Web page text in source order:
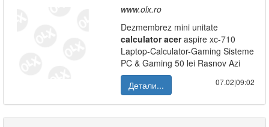
www.olx.ro
Dezmembrez mini unitate
calculator aceraspire xc-710
Laptop-Calculator-Gaming Sisteme
PC & Gaming 50 lei Rasnov Azi
Детали...
07.02|09:02